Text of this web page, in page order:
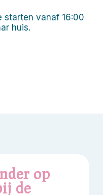
starten vanaf 16:00
huis.
op
de